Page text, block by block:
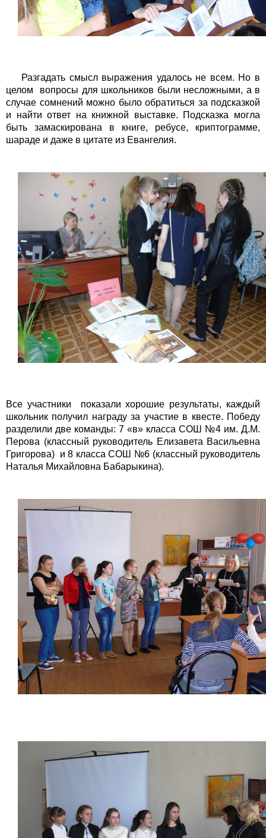
Разгадать смысл выражения удалось не всем. Но в
целом вопросы для школьников были несложными, а в
случае сомнений можно было обратиться за подсказкой
и найти ответ на книжной выставке. Подсказка могла
быть замаскирована в книге, ребусе, криптограмме,
шараде и даже в цитате из Евангелия.
Все участники показали хорошие результаты, каждый
школьник получил награду за участие в квесте. Победу
разделили две команды: 7 «в» класса СОШ №4 им. Д.М.
Перова (классный руководитель Елизавета Васильевна
Григорова) и 8 класса СОШ №6 (классный руководитель
Наталья Михайловна Бабарыкина).